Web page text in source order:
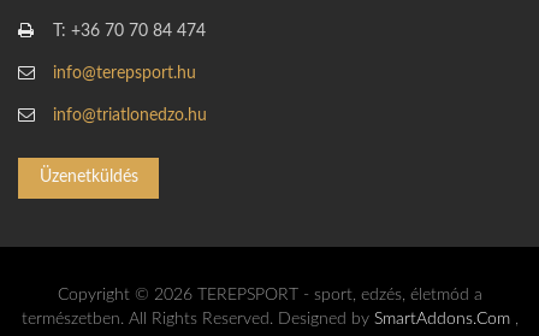
T: +36 70 70 84 474
info@terepsport.hu
info@triatlonedzo.hu
Üzenetküldés
Copyright © 2026 TEREPSPORT - sport, edzés, életmód a
természetben. All Rights Reserved. Designed by SmartAddons.Com,